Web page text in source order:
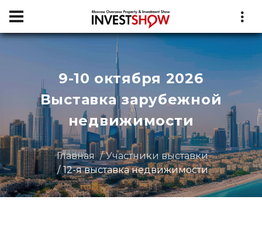
9-10 октября 2026
Выставка зарубежной
недвижимости
Главная
Участники выставки
12-я выставка недвижимости